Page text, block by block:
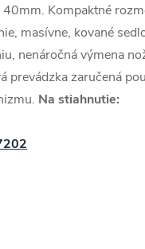
Kompaktné
masívne, kované
nenáročná výmena
prevádzka zaručená
Na stiahnutie: